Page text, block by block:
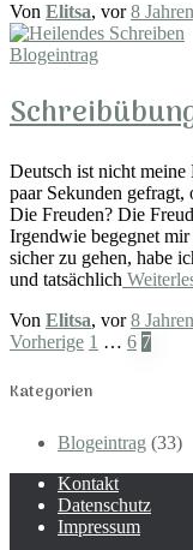
Von Elitsa, vor8 Jahren
Blogeintrag
Deutsch ist nicht
paar Sekunden
Die Freuden? Die
Irgendwie begegnet
sicher zu gehen, habe
und tatsächlich
Von Elitsa, vor8 Jahren
der
Beiträge
Vorherige 1 … 6 7
Kategorien
Blogeintrag (33)
Kontakt
Datenschutz
Impressum